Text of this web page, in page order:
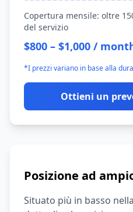
Copertura mensile: oltre
del servizio
$800 – $1,000 /
*I prezzi variano in base alla
Ottieni un
Posizione ad
Situato più in basso